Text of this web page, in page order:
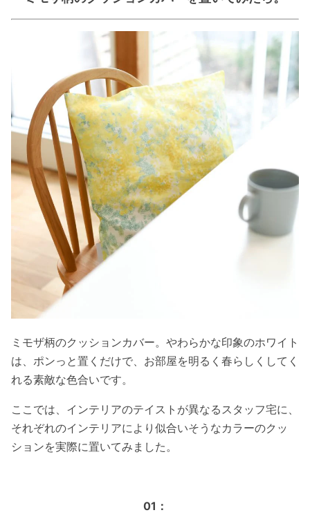
ミモザ柄のクッションカバー。やわらかな印象のホワイト
は、ポンっと置くだけで、お部屋を明るく春らしくしてく
れる素敵な色合いです。
ここでは、インテリアのテイストが異なるスタッフ宅に、
それぞれのインテリアにより似合いそうなカラーのクッ
ションを実際に置いてみました。
01：